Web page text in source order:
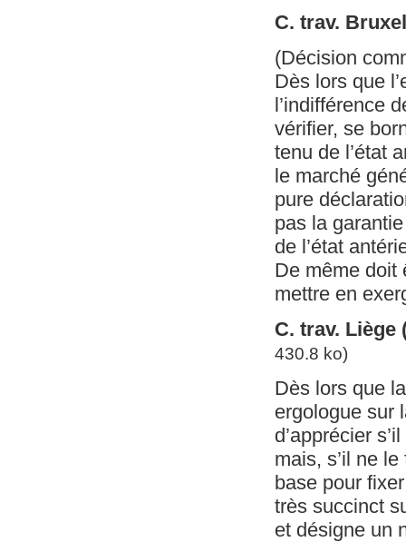
C. trav.
(Décision
Dès lors que
l’indifférence
vérifier, se
tenu de l’état
le marché
pure
pas la
de l’état
De même doit
mettre en
C. trav. Liège
430.8 ko)
Dès lors que
ergologue sur
d’apprécier
mais, s’il ne
base pour
très succinct
et désigne un